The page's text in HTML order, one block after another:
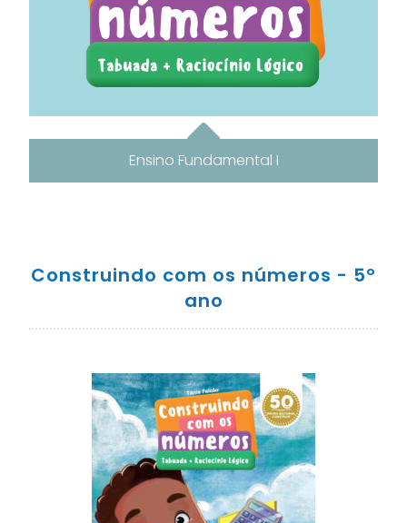
Construir Digital
Ensino Fundamental I
Construindo com os números - 5º
ano